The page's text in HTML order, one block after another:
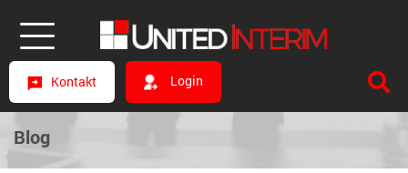
Kontakt Login
Blog